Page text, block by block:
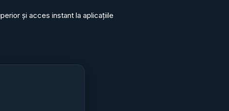
și acces instant la aplicațiile